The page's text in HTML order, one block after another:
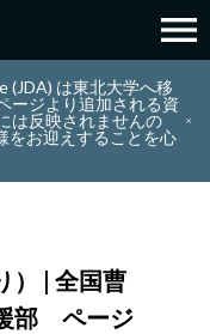
menu
(JDA) は東北大学へ移
ージより追加される資
は反映されませんの
をお迎えすることを心
） | 全国曹
部 ページ